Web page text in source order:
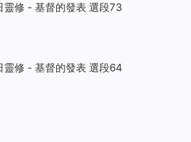
靈修 - 基督的發表 選段73
靈修 - 基督的發表 選段64